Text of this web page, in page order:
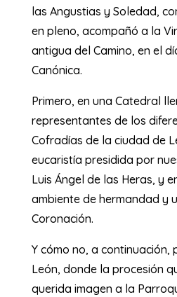
las Angustias y Soledad,
en pleno, acompañó a la
antigua del Camino, en el
Canónica.
Primero, en una Catedral
representantes de los
Cofradías de la ciudad de
eucaristía presidida por
Luis Ángel de las Heras, y
ambiente de hermandad y
Coronación.
Y cómo no, a continuación,
León, donde la procesión
querida imagen a la